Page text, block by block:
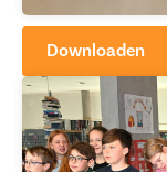
Downloaden